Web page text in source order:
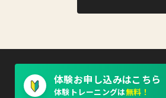
体験お申し込みはこちら
体験トレーニングは無料！